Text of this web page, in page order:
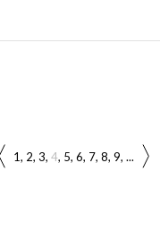
1 2 3 4 5 6 7 8 9 ...